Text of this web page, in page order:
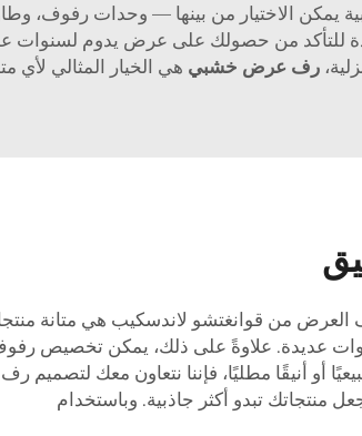
الاختيار من بينها — وحدات رفوف،
للتأكد من حصولك على عرض يدوم لسنوات
رف عرض خشبي هي الخيار المثالي
العرض من قوانغتشو لاندسكيب هي متانة
عديدة. علاوةً على ذلك، يمكن تخصيص
أنيقًا مطليًا، فإننا نتعاون معك لتصميم
منتجاتك تبدو أكثر جاذبية. وباستخدام